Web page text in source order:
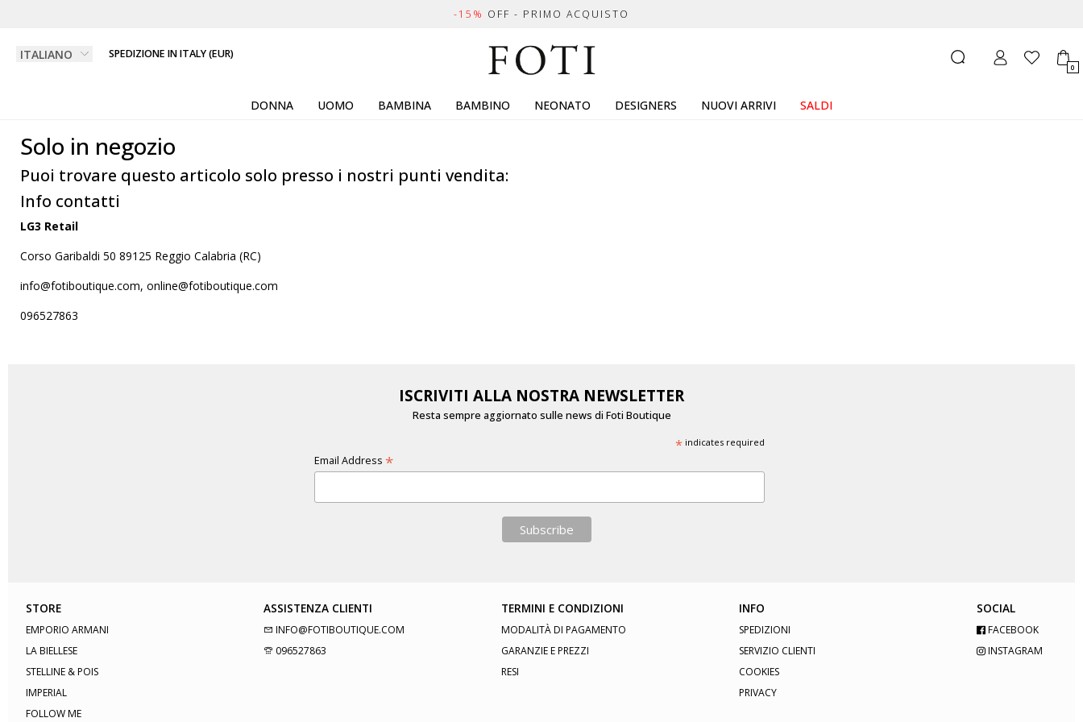
-15% OFF - PRIMO ACQUISTO
SPEDIZIONE IN ITALY (EUR)
0
DONNA UOMO BAMBINA BAMBINO NEONATO DESIGNERS NUOVI ARRIVI SALDI
Solo in negozio
Puoi trovare questo articolo solo presso i nostri punti vendita:
Info contatti
LG3 Retail
Corso Garibaldi 50 89125 Reggio Calabria (RC)
info@fotiboutique.com, online@fotiboutique.com
096527863
ISCRIVITI ALLA NOSTRA NEWSLETTER
Resta sempre aggiornato sulle news di Foti Boutique
*indicates required
Email Address *
STORE
EMPORIO ARMANI
LA BIELLESE
STELLINE & POIS
IMPERIAL
FOLLOW ME
ASSISTENZA CLIENTI
INFO@FOTIBOUTIQUE.COM
096527863
TERMINI E CONDIZIONI
MODALITÀ DI PAGAMENTO
GARANZIE E PREZZI
RESI
INFO
SPEDIZIONI
SERVIZIO CLIENTI
COOKIES
PRIVACY
SOCIAL
FACEBOOK
INSTAGRAM